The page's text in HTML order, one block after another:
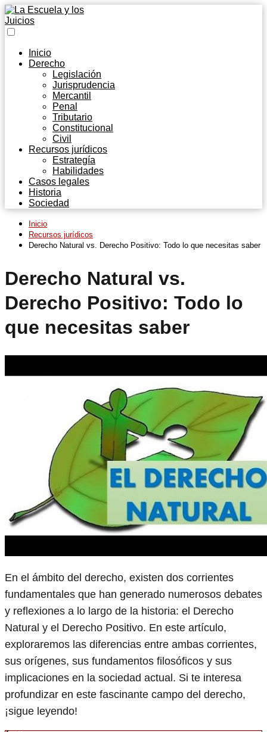
Inicio
Derecho
Legislación
Jurisprudencia
Mercantil
Penal
Tributario
Constitucional
Civil
Recursos jurídicos
Estrategía
Habilidades
Casos legales
Historia
Sociedad
Inicio
Recursos jurídicos
Derecho Natural vs. Derecho Positivo: Todo lo que necesitas saber
Derecho Natural vs.
Derecho Positivo: Todo lo
que necesitas saber
En el ámbito del derecho, existen dos corrientes
fundamentales que han generado numerosos debates
y reflexiones a lo largo de la historia: el Derecho
Natural y el Derecho Positivo. En este artículo,
exploraremos las diferencias entre ambas corrientes,
sus orígenes, sus fundamentos filosóficos y sus
implicaciones en la sociedad actual. Si te interesa
profundizar en este fascinante campo del derecho,
¡sigue leyendo!